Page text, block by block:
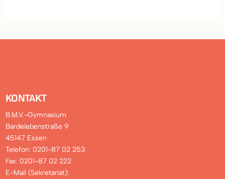
KONTAKT
B.M.V.-Gymnasium
Bardelebenstraße 9
45147 Essen
Telefon: 0201-87 02 253
Fax: 0201-87 02 222
E-Mail (Sekretariat):